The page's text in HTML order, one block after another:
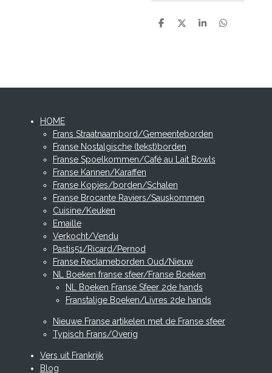
D
D
S
D
HOME
Frans Straatnaambord/Gemeenteborden
Franse Nostalgische (tekst)borden
Franse Spoelkommen/Café au Lait Bowls
Franse Kannen/Karaffen
Franse Kopjes/borden/Schalen
Franse Brocante Raviers/Sauskommen
Cuisine/Keuken
Emaille
Verkocht/Vendu
Pastis51/Ricard/Pernod
Franse Reclameborden Oud/Nieuw
NL Boeken franse sfeer/Franse Boeken
NL Boeken Franse Sfeer 2de hands
Franstalige Boeken/Livres 2de hands
Nieuwe Franse artikelen met de Franse sfeer
Typisch Frans/Overig
Vers uit Frankrijk
Blog